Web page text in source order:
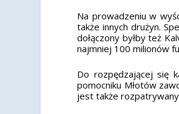
Na prowadzeniu w
także innych drużyn.
dołączony byłby też
najmniej 100 milionów
Do rozpędzającej się
pomocniku Młotów
jest także